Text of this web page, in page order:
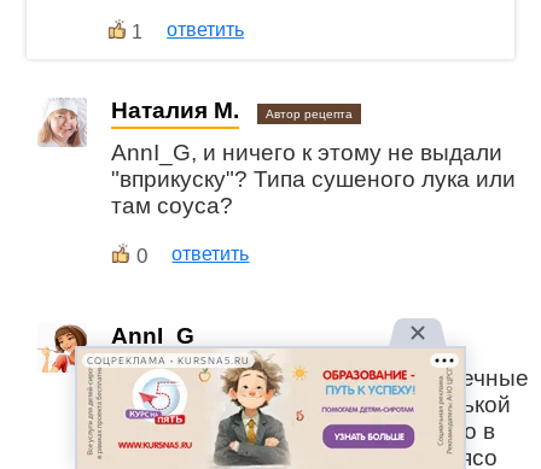
1 ответить
Наталия М. Автор рецепта
AnnI_G, и ничего к этому не выдали
"вприкуску"? Типа сушеного лука или
там соуса?
0 ответить
AnnI_G
Наталия М., были какие-то крошечные
упаковочки с маринованной редькой
и какими-то специями. Все пошло в
ход)) Вот если бы курочку или мясо
СОЦРЕКЛАМА • KURSNA5.RU